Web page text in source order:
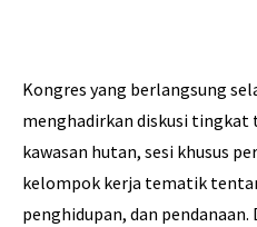
Kongres yang berlangsung
menghadirkan diskusi
kawasan hutan, sesi khusus
kelompok kerja tematik
penghidupan, dan pendanaan.